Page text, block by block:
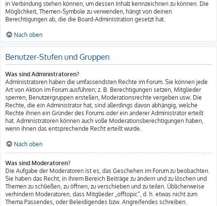
in Verbindung stehen können, um dessen Inhalt kennzeichnen zu können. Die
Möglichkeit, Themen-Symbole zu verwenden, hängt von deinen
Berechtigungen ab, die die Board-Administration gesetzt hat.
Nach oben
Benutzer-Stufen und Gruppen
Was sind Administratoren?
Administratoren haben die umfassendsten Rechte im Forum. Sie können jede
Art von Aktion im Forum ausführen; z. B. Berechtigungen setzen, Mitglieder
sperren, Benutzergruppen erstellen, Moderationsrechte vergeben usw. Die
Rechte, die ein Administrator hat, sind allerdings davon abhängig, welche
Rechte ihnen ein Gründer des Forums oder ein anderer Administrator erteilt
hat. Administratoren können auch volle Moderationsberechtigungen haben,
wenn ihnen das entsprechende Recht erteilt wurde.
Nach oben
Was sind Moderatoren?
Die Aufgabe der Moderatoren ist es, das Geschehen im Forum zu beobachten.
Sie haben das Recht, in ihrem Bereich Beiträge zu ändern und zu löschen und
Themen zu schließen, zu öffnen, zu verschieben und zu teilen. Üblicherweise
verhindern Moderatoren, dass Mitglieder „offtopic“, d. h. etwas nicht zum
Thema Passendes, oder Beleidigendes bzw. Angreifendes schreiben.